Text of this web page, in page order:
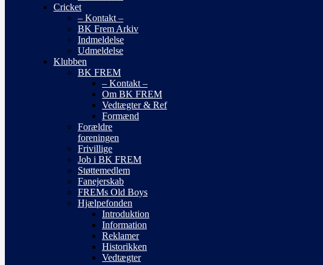
Cricket
– Kontakt –
BK Frem Arkiv
Indmeldelse
Udmeldelse
Klubben
BK FREM
– Kontakt –
Om BK FREM
Vedtægter & Ref
Formænd
Forældre
foreningen
Frivillige
Job i BK FREM
Støttemedlem
Fanejerskab
FREMs Old Boys
Hjælpefonden
Introduktion
Information
Reklamer
Historikken
Vedtægter